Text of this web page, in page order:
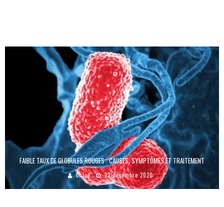
FAIBLE TAUX DE GLOBULES ROUGES : CAUSES, SYMPTÔMES ET TRAITEMENT
Chloé 22 décembre 2020